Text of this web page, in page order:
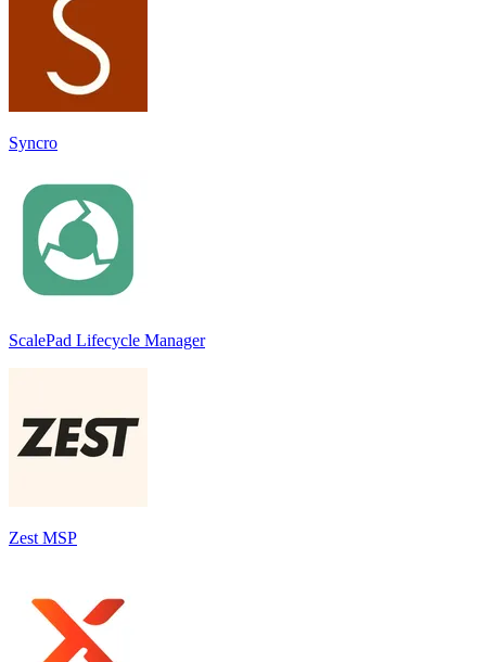
Syncro
ScalePad Lifecycle Manager
Zest MSP